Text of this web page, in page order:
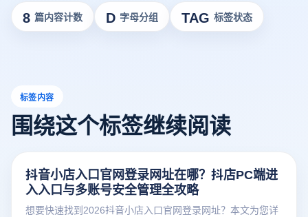
8 篇内容计数 D 字母分组 TAG 标签状态
标签内容
围绕这个标签继续阅读
抖音小店入口官网登录网址在哪？抖店PC端进
入入口与多账号安全管理全攻略
想要快速找到2026抖音小店入口官网登录网址？本文为您详